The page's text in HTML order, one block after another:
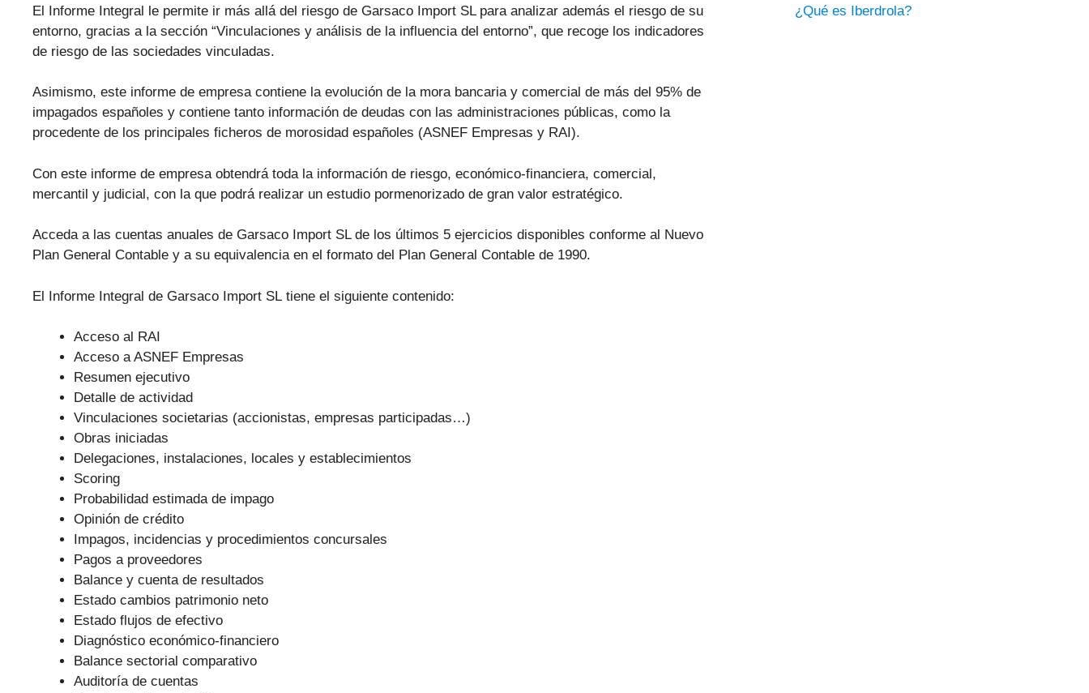
El Informe Integral le permite ir más allá del riesgo de Garsaco Import SL para analizar además el riesgo de su
entorno, gracias a la sección “Vinculaciones y análisis de la influencia del entorno”, que recoge los indicadores
de riesgo de las sociedades vinculadas.
Asimismo, este informe de empresa contiene la evolución de la mora bancaria y comercial de más del 95% de
impagados españoles y contiene tanto información de deudas con las administraciones públicas, como la
procedente de los principales ficheros de morosidad españoles (ASNEF Empresas y RAI).
Con este informe de empresa obtendrá toda la información de riesgo, económico-financiera, comercial,
mercantil y judicial, con la que podrá realizar un estudio pormenorizado de gran valor estratégico.
Acceda a las cuentas anuales de Garsaco Import SL de los últimos 5 ejercicios disponibles conforme al Nuevo
Plan General Contable y a su equivalencia en el formato del Plan General Contable de 1990.
El Informe Integral de Garsaco Import SL tiene el siguiente contenido:
Acceso al RAI
Acceso a ASNEF Empresas
Resumen ejecutivo
Detalle de actividad
Vinculaciones societarias (accionistas, empresas participadas…)
Obras iniciadas
Delegaciones, instalaciones, locales y establecimientos
Scoring
Probabilidad estimada de impago
Opinión de crédito
Impagos, incidencias y procedimientos concursales
Pagos a proveedores
Balance y cuenta de resultados
Estado cambios patrimonio neto
Estado flujos de efectivo
Diagnóstico económico-financiero
Balance sectorial comparativo
Auditoría de cuentas
¿Qué es Iberdrola?